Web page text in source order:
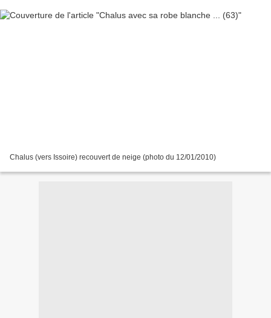
Chalus (vers Issoire) recouvert de neige (photo du 12/01/2010)